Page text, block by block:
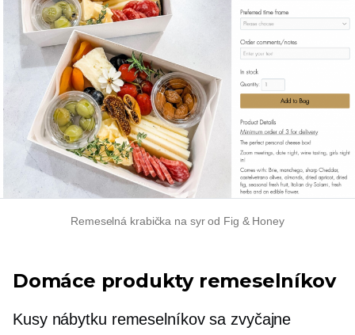
Remeselná krabička na syr od Fig & Honey
Domáce produkty remeselníkov
Kusy nábytku remeselníkov sa zvyčajne